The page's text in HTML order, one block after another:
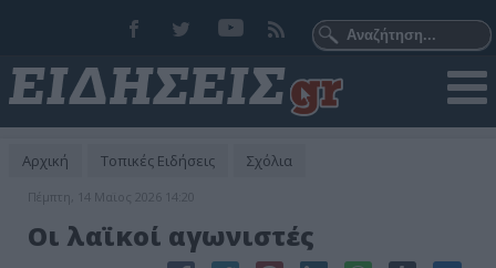
Αρχική Τοπικές Ειδήσεις Σχόλια
Πέμπτη, 14 Μαϊος 2026 14:20
Οι λαϊκοί αγωνιστές